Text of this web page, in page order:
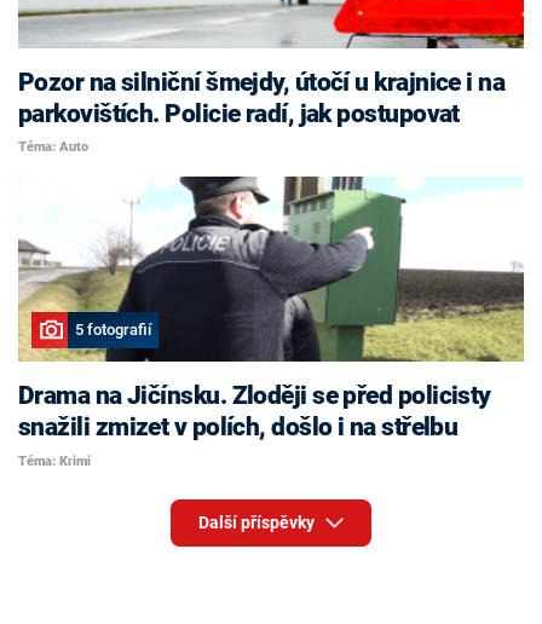
Pozor na silniční šmejdy, útočí u krajnice i na
parkovištích. Policie radí, jak postupovat
Téma: Auto
5 fotografií
Drama na Jičínsku. Zloději se před policisty
snažili zmizet v polích, došlo i na střelbu
Téma: Krimi
Další příspěvky